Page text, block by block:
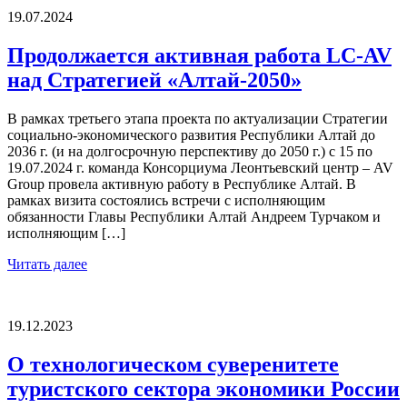
19.07.2024
Продолжается активная работа LC-AV
над Стратегией «Алтай-2050»
В рамках третьего этапа проекта по актуализации Стратегии
социально-экономического развития Республики Алтай до
2036 г. (и на долгосрочную перспективу до 2050 г.) с 15 по
19.07.2024 г. команда Консорциума Леонтьевский центр – AV
Group провела активную работу в Республике Алтай. В
рамках визита состоялись встречи с исполняющим
обязанности Главы Республики Алтай Андреем Турчаком и
исполняющим […]
Читать далее
19.12.2023
О технологическом суверенитете
туристского сектора экономики России